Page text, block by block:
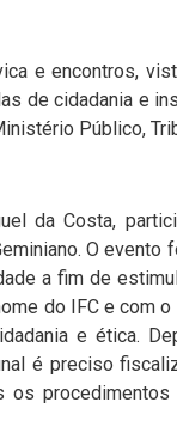
e encontros,
de cidadania e
Público,
da Costa,
O evento
a fim de
do IFC e com o
e ética.
é preciso
procedimentos